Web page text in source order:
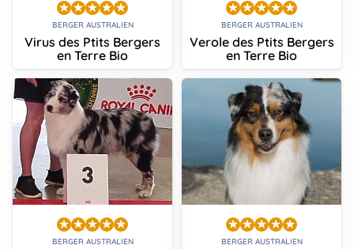
BERGER AUSTRALIEN
Virus des Ptits Bergers
en Terre Bio
BERGER AUSTRALIEN
Verole des Ptits Bergers
en Terre Bio
BERGER AUSTRALIEN BERGER AUSTRALIEN